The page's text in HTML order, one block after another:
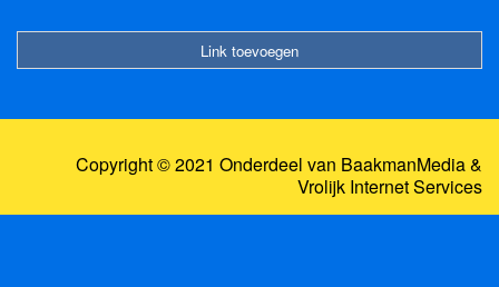
Link toevoegen
Copyright © 2021 Onderdeel van BaakmanMedia&
Vrolijk Internet Services